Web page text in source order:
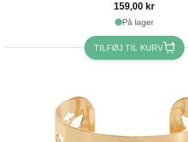
159,00 kr
På lager
TILFØJ TIL KURV